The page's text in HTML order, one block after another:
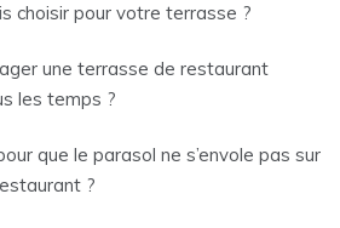
choisir pour votre terrasse ?
une terrasse de restaurant
les temps ?
que le parasol ne s’envole pas sur
?